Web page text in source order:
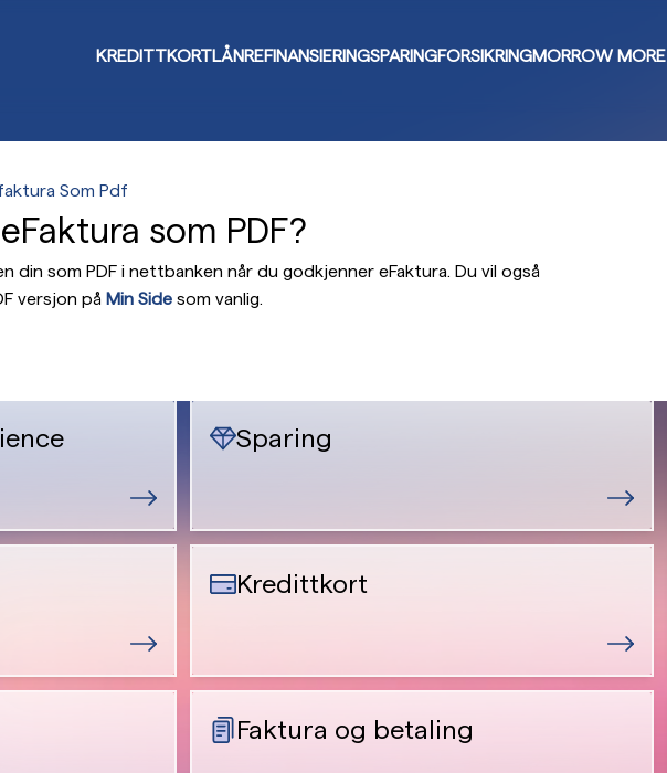
KREDITTKORTLÅNREFINANSIERINGSPARINGFORSIKRINGMORROW MORE
Som Pdf
som PDF?
din som PDF i nettbanken når du godkjenner eFaktura. Du vil også
versjon på Min Side som vanlig.
Sparing
Kredittkort
Faktura og betaling